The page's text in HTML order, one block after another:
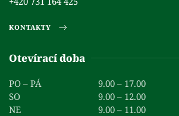
KONTAKTY
Otevírací doba
PO – PÁ
9.00 – 17.00
SO
9.00 – 12.00
NE
9.00 – 11.00